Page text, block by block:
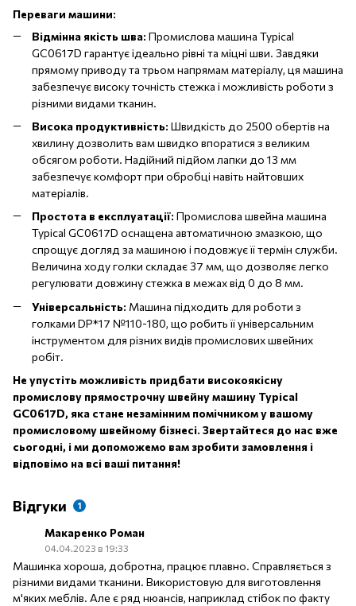
Переваги машини:
Відмінна якість шва: Промислова машина Typical
GC0617D гарантує ідеально рівні та міцні шви. Завдяки
прямому приводу та трьом напрямам матеріалу, ця машина
забезпечує високу точність стежка і можливість роботи з
різними видами тканин.
Висока продуктивність: Швидкість до 2500 обертів на
хвилину дозволить вам швидко впоратися з великим
обсягом роботи. Надійний підйом лапки до 13 мм
забезпечує комфорт при обробці навіть найтовших
матеріалів.
Простота в експлуатації: Промислова швейна машина
Typical GC0617D оснащена автоматичною змазкою, що
спрощує догляд за машиною і подовжує її термін служби.
Величина ходу голки складає 37 мм, що дозволяє легко
регулювати довжину стежка в межах від 0 до 8 мм.
Універсальність: Машина підходить для роботи з
голками DР*17 №110-180, що робить її універсальним
інструментом для різних видів промислових швейних
робіт.
Не упустіть можливість придбати високоякісну
промислову прямострочну швейну машину Typical
GC0617D, яка стане незамінним помічником у вашому
промисловому швейному бізнесі. Звертайтеся до нас вже
сьогодні, і ми допоможемо вам зробити замовлення і
відповімо на всі ваші питання!
Відгуки 1
Макаренко Роман
04.04.2023 в 19:33
Машинка хороша, добротна, працює плавно. Справляється з
різними видами тканини. Використовую для виготовлення
м'яких меблів. Але є ряд нюансів, наприклад стібок по факту